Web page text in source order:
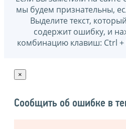
мы будем признательны,
Выделите текст,
содержит ошибку, и
комбинацию клавиш: Ctrl
×
Сообщить об ошибке в